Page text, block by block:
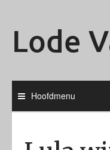
Lode
Hoofdmenu